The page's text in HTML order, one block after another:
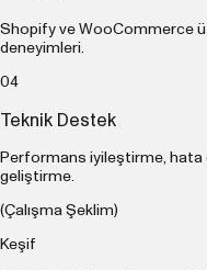
Shopify ve WooCommerce
deneyimleri.
04
Teknik Destek
Performans iyileştirme,
geliştirme.
(Çalışma Şeklim)
Keşif